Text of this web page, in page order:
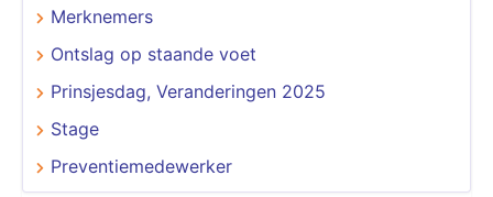
Merknemers
Ontslag op staande voet
Prinsjesdag, Veranderingen 2025
Stage
Preventiemedewerker